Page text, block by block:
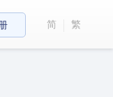
简 繁